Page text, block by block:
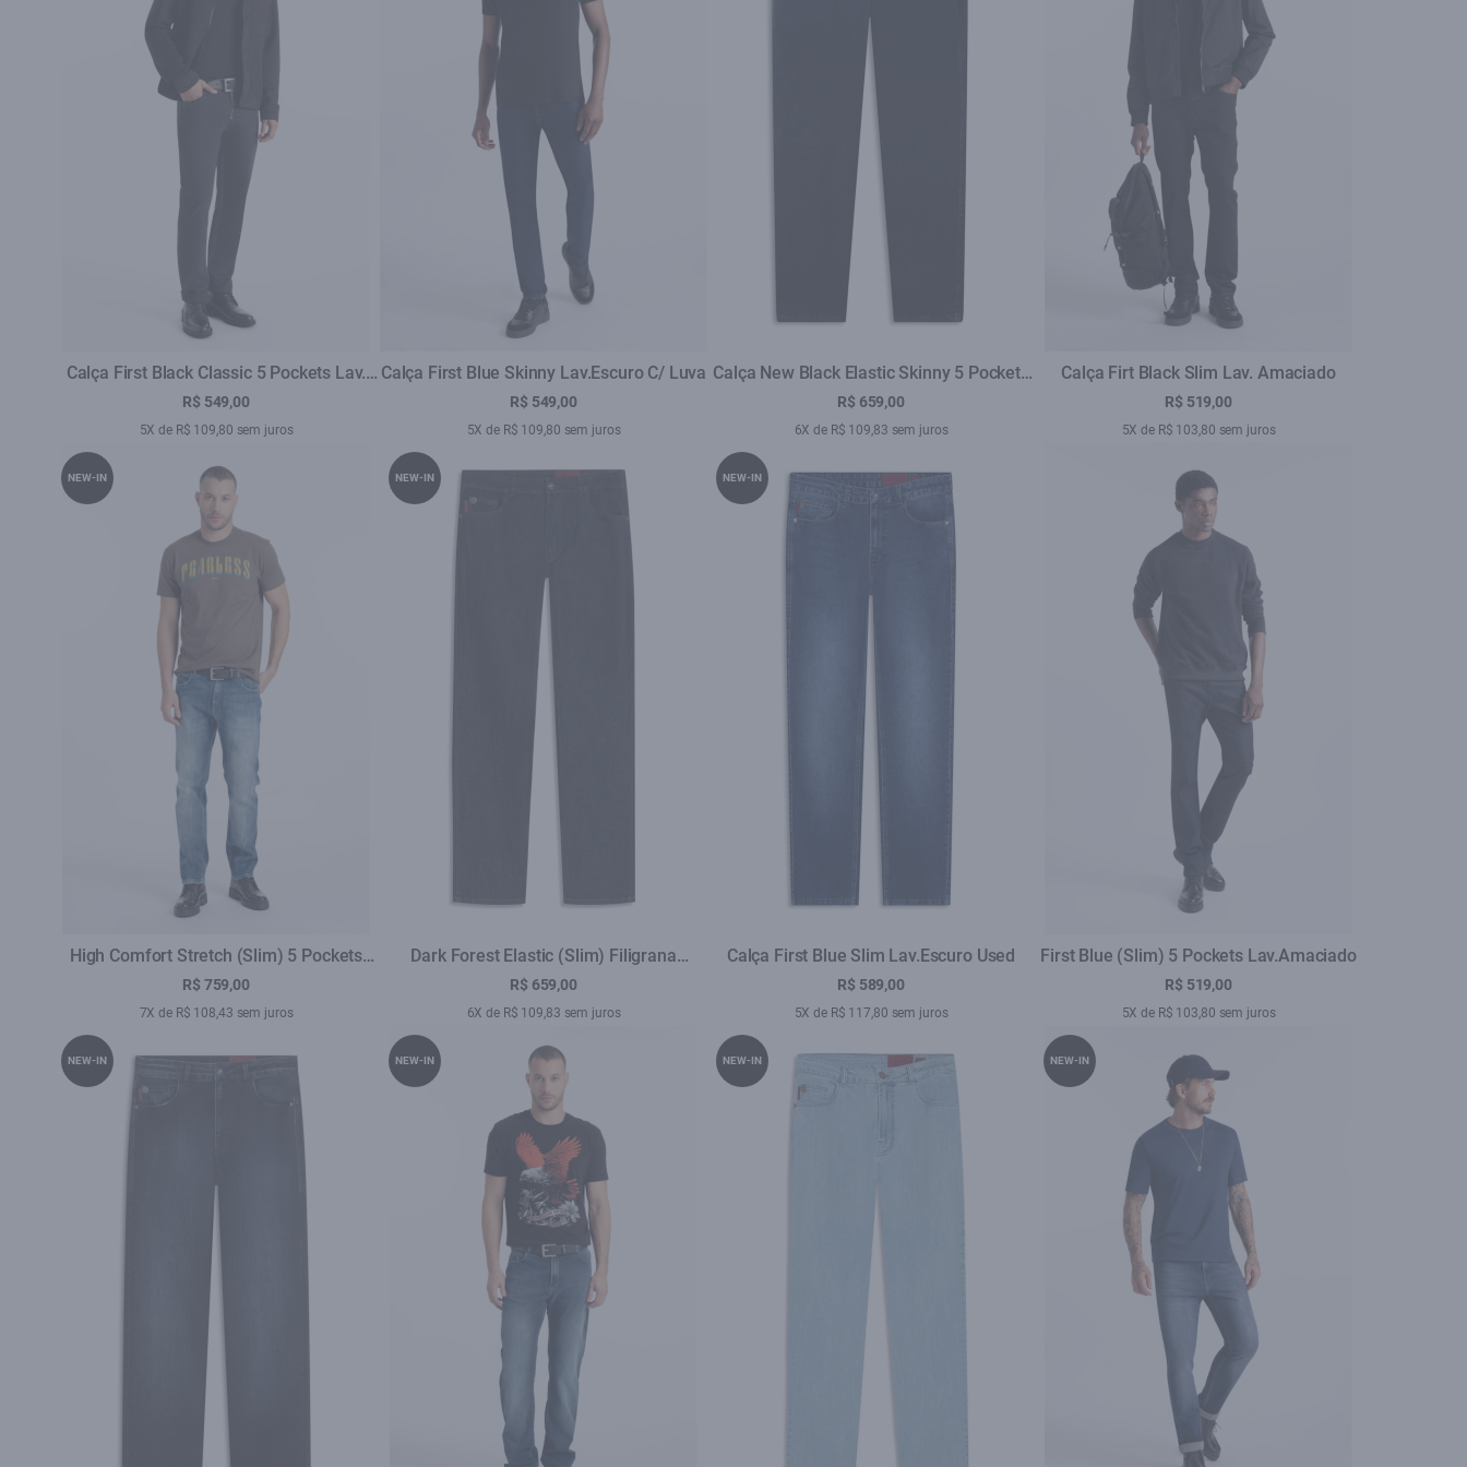
Calça First Black Classic 5 Pockets Lav.
Black C/ Luva
R$ 549,00
5X de R$ 109,80 sem juros
Calça First Blue Skinny Lav.Escuro C/ Luva
R$ 549,00
5X de R$ 109,80 sem juros
Calça New Black Elastic Skinny 5 Pockets
Lav. Black C/ Rede
R$ 659,00
6X de R$ 109,83 sem juros
Calça Firt Black Slim Lav. Amaciado
R$ 519,00
5X de R$ 103,80 sem juros
High Comfort Stretch (Slim) 5 Pockets
Lav.Médio C/ Foam
R$ 759,00
7X de R$ 108,43 sem juros
NEW-IN
Dark Forest Elastic (Slim) Filigrana
Amaciado
R$ 659,00
6X de R$ 109,83 sem juros
NEW-IN
Calça First Blue Slim Lav.Escuro Used
R$ 589,00
5X de R$ 117,80 sem juros
NEW-IN
First Blue (Slim) 5 Pockets Lav.Amaciado
R$ 519,00
5X de R$ 103,80 sem juros
NEW-IN NEW-IN NEW-IN NEW-IN